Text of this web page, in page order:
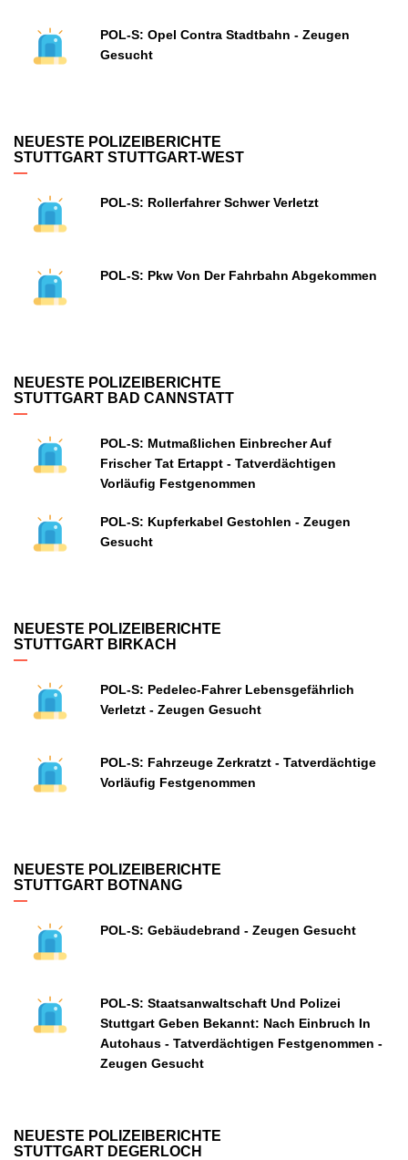
POL-S: Opel Contra Stadtbahn - Zeugen
Gesucht
NEUESTE POLIZEIBERICHTE
STUTTGART STUTTGART-WEST
POL-S: Rollerfahrer Schwer Verletzt
POL-S: Pkw Von Der Fahrbahn Abgekommen
NEUESTE POLIZEIBERICHTE
STUTTGART BAD CANNSTATT
POL-S: Mutmaßlichen Einbrecher Auf
Frischer Tat Ertappt - Tatverdächtigen
Vorläufig Festgenommen
POL-S: Kupferkabel Gestohlen - Zeugen
Gesucht
NEUESTE POLIZEIBERICHTE
STUTTGART BIRKACH
POL-S: Pedelec-Fahrer Lebensgefährlich
Verletzt - Zeugen Gesucht
POL-S: Fahrzeuge Zerkratzt - Tatverdächtige
Vorläufig Festgenommen
NEUESTE POLIZEIBERICHTE
STUTTGART BOTNANG
POL-S: Gebäudebrand - Zeugen Gesucht
POL-S: Staatsanwaltschaft Und Polizei
Stuttgart Geben Bekannt: Nach Einbruch In
Autohaus - Tatverdächtigen Festgenommen -
Zeugen Gesucht
NEUESTE POLIZEIBERICHTE
STUTTGART DEGERLOCH